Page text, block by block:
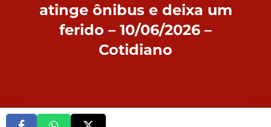
atinge ônibus e deixa um
ferido – 10/06/2026 –
Cotidiano